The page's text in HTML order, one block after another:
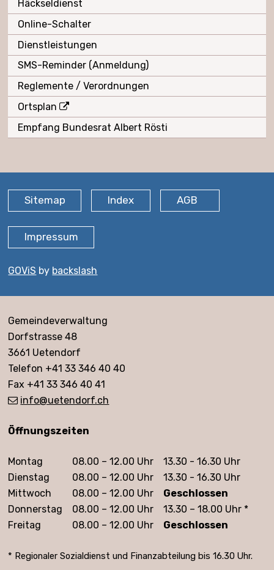
Häckseldienst
Online-Schalter
Dienstleistungen
SMS-Reminder (Anmeldung)
Reglemente / Verordnungen
Ortsplan
Empfang Bundesrat Albert Rösti
FOOTER
Sitemap Index AGB
Impressum
GOViS by backslash
Adresse
Gemeindeverwaltung
Dorfstrasse 48
3661 Uetendorf
Telefon +41 33 346 40 40
Fax +41 33 346 40 41
info@uetendorf.ch
Öffnungszeiten
Öffnungszeiten
Montag 08.00 – 12.00 Uhr
13.30 - 16.30 Uhr
Dienstag
08.00 – 12.00 Uhr
13.30 - 16.30 Uhr
Mittwoch
08.00 – 12.00 Uhr
Geschlossen
Donnerstag
08.00 – 12.00 Uhr
13.30 – 18.00 Uhr *
Freitag
08.00 – 12.00 Uhr Geschlossen
* Regionaler Sozialdienst und Finanzabteilung bis 16.30 Uhr.